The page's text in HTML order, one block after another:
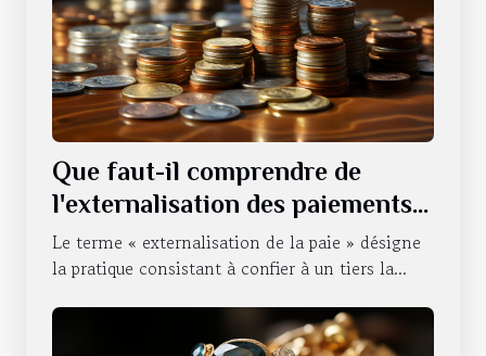
Que faut-il comprendre de
l'externalisation des paiements
d'une entreprise ?
Le terme « externalisation de la paie » désigne
la pratique consistant à confier à un tiers la...